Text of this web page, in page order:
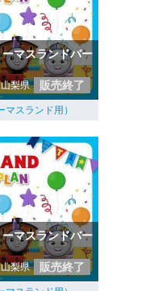
マスランドバー
山梨県 販売終了
スランド用）
マスランドバー
山梨県 販売終了